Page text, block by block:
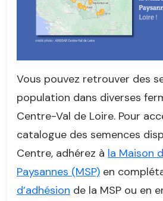
Vous pouvez retrouver des
population dans diverses
Centre-Val de Loire. Pour
catalogue des semences
Centre, adhérez à la Maison
Paysannes (MSP) en
d’adhésion de la MSP ou en